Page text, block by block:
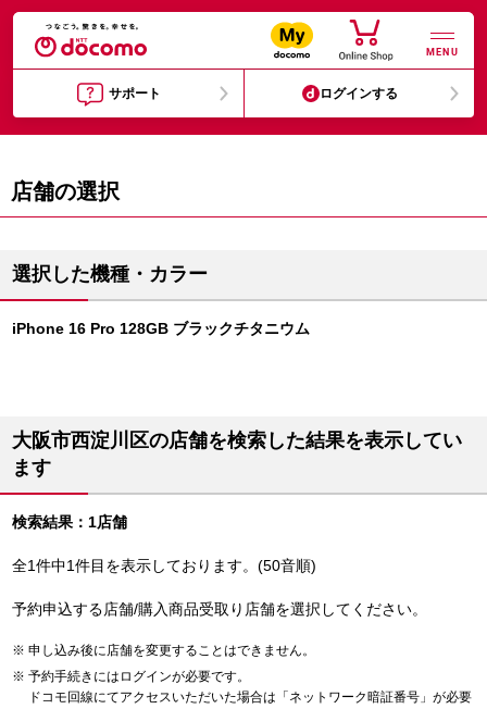
MENU
サポート ログインする
店舗の選択
選択した機種・カラー
iPhone 16 Pro 128GB ブラックチタニウム
大阪市西淀川区の店舗を検索した結果を表示してい
ます
検索結果：1店舗
全1件中1件目を表示しております。(50音順)
予約申込する店舗/購入商品受取り店舗を選択してください。
申し込み後に店舗を変更することはできません。
予約手続きにはログインが必要です。
ドコモ回線にてアクセスいただいた場合は「ネットワーク暗証番号」が必要